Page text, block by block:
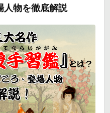
人物を徹底解説